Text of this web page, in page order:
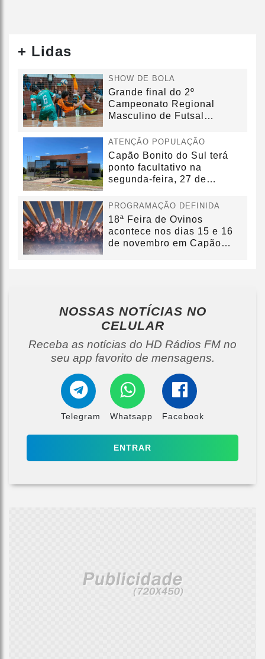
+ Lidas
SHOW DE BOLA
Grande final do 2º
Campeonato Regional
Masculino de Futsal
ATENÇÃO POPULAÇÃO
Capão Bonito do Sul terá
ponto facultativo na
segunda-feira, 27 de
PROGRAMAÇÃO DEFINIDA
18ª Feira de Ovinos
acontece nos dias 15 e 16
de novembro em Capão
NOSSAS NOTÍCIAS NO
CELULAR
Receba as notícias do HD Rádios FM no
seu app favorito de mensagens.
Telegram Whatsapp Facebook
ENTRAR